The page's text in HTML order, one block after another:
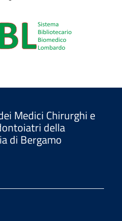
Medici Chirurghi e
della
di Bergamo